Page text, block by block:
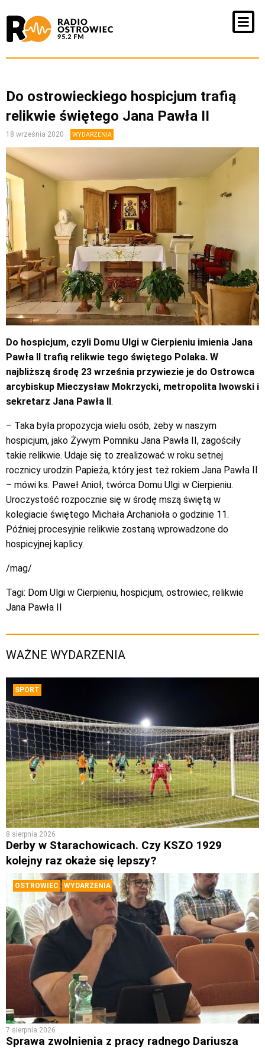
Do ostrowieckiego hospicjum trafią
relikwie świętego Jana Pawła II
18 września 2020 WYDARZENIA
Do hospicjum, czyli Domu Ulgi w Cierpieniu imienia Jana
Pawła II trafią relikwie tego świętego Polaka. W
najbliższą środę 23 września przywiezie je do Ostrowca
arcybiskup Mieczysław Mokrzycki, metropolita lwowski i
sekretarz Jana Pawła II.
– Taka była propozycja wielu osób, żeby w naszym
hospicjum, jako Żywym Pomniku Jana Pawła II, zagościły
takie relikwie. Udaje się to zrealizować w roku setnej
rocznicy urodzin Papieża, który jest też rokiem Jana Pawła II
– mówi ks. Paweł Anioł, twórca Domu Ulgi w Cierpieniu.
Uroczystość rozpocznie się w środę mszą świętą w
kolegiacie świętego Michała Archanioła o godzinie 11.
Później procesyjnie relikwie zostaną wprowadzone do
hospicyjnej kaplicy.
/mag/
Tagi: Dom Ulgi w Cierpieniu, hospicjum, ostrowiec, relikwie
Jana Pawła II
WAŻNE WYDARZENIA
SPORT
8 sierpnia 2026
Derby w Starachowicach. Czy KSZO 1929
kolejny raz okaże się lepszy?
OSTROWIEC WYDARZENIA
7 sierpnia 2026
Sprawa zwolnienia z pracy radnego Dariusza